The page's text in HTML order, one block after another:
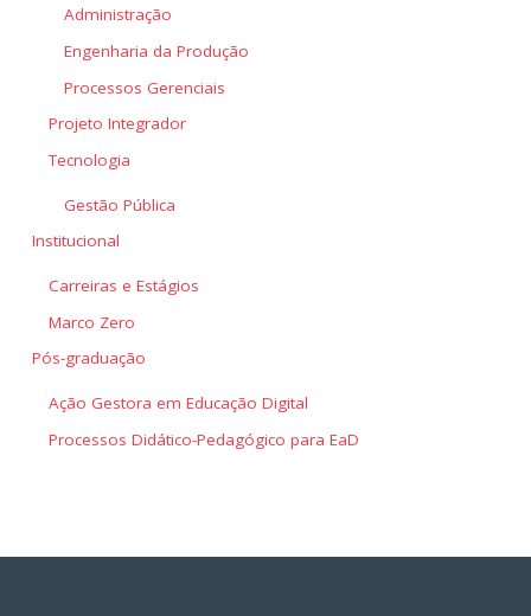
Administração
Engenharia da Produção
Processos Gerenciais
Projeto Integrador
Tecnologia
Gestão Pública
Institucional
Carreiras e Estágios
Marco Zero
Pós-graduação
Ação Gestora em Educação Digital
Processos Didático-Pedagógico para EaD